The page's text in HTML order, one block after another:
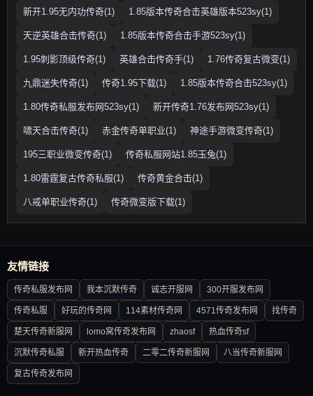
新开1.95无内功传奇(1) 1.85版本传奇合击英雄版本523sy(1)
天逆英雄合击传奇(1) 1.85版本传奇合击手游523sy(1)
1.95刺影顶级传奇(1) 英雄合击传奇手(1) 1.76传奇复古微变(1)
九鼎迷失传奇(1) 传奇1.95下载(1) 1.85版本传奇合击523sy(1)
1.80传奇私服发布网523sy(1) 新开传奇1.76发布网523sy(1)
啸天合击传奇(1) 赤金传奇单职业(1) 神途手游微变传奇(1)
195三职业微变传奇(1) 传奇私服网站1.85玉兔(1)
1.80雷霆复古传奇私服(1) 传奇黄金合击(1)
八戒单职业传奇(1) 传奇微变版下载(1)
友情链接
传奇私服发布网 我本沉默传奇 诚志开服网 300开服发布网
传奇私服 好玩的传奇网 114素材传奇网 4571传奇发布网 找传奇
楚天传奇新服网 lomo窝传奇发布网 zhaosf 热血传奇sf
沉默传奇私服 新开热血传奇 二零二传奇新服网 八当传奇新服网
复古传奇发布网